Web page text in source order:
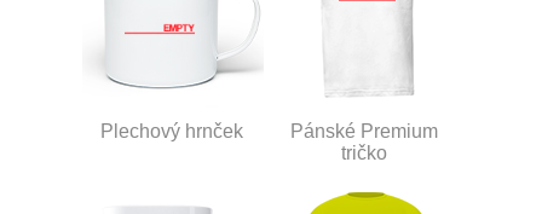
Plechový hrnček
Pánské Premium
tričko